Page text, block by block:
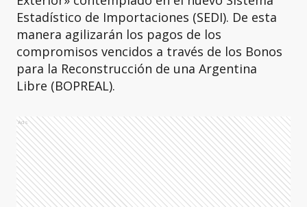
Estadístico de Importaciones (SEDI). De esta
manera agilizarán los pagos de los
compromisos vencidos a través de los Bonos
para la Reconstrucción de una Argentina
Libre (BOPREAL).
Ads